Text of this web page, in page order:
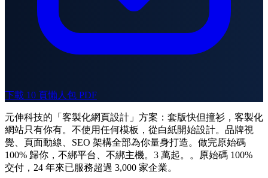
下載 10 頁懶人包 PDF
元伸科技的「客製化網頁設計」方案：套版快但撞衫，客製化
網站只有你有。不使用任何模板，從白紙開始設計。品牌視
覺、頁面動線、SEO 架構全部為你量身打造。做完原始碼
100% 歸你，不綁平台、不綁主機。3 萬起。。原始碼 100%
交付，24 年來已服務超過 3,000 家企業。